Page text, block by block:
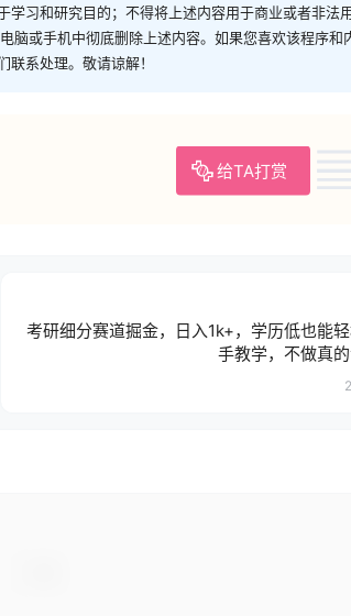
习和研究目的；不得将上述内容用于商业或者非法
或手机中彻底删除上述内容。如果您喜欢该程序和
系处理。敬请谅解！
给TA打赏
考研细分赛道掘金，日入1k+，学历低也能
手教学，不做真的